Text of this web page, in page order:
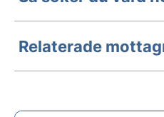
Relaterade